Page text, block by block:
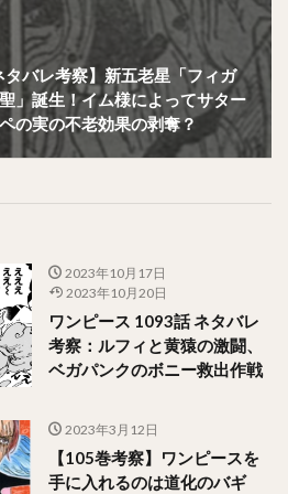
バレ考察】新五老星「フィガ
」誕生！イム様によってサター
の実の不老効果の剥奪？
2023年10月17日
2023年10月20日
ワンピース 1093話 ネタバレ
考察：ルフィと黄猿の激闘、
ベガパンクのボニー救出作戦
2023年3月12日
【105巻考察】ワンピースを
手に入れるのは道化のバギ